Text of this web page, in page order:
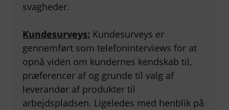
svagheder.
Kundesurveys: Kundesurveys er
gennemført som telefoninterviews for at
opnå viden om kundernes kendskab til,
præferencer af og grunde til valg af
leverandør af produkter til
arbejdspladsen. Ligeledes med henblik på